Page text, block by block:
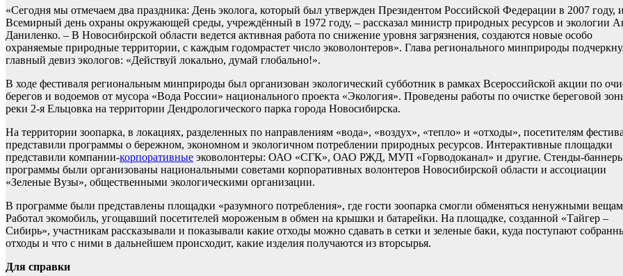
«Сегодня мы отмечаем два праздника: День эколога, который был утвержден Президентом Российской Федерации в 2007 году,
Всемирный день охраны окружающей среды, учреждённый в 1972 году, – рассказал министр природных ресурсов и экологии
Даниленко. – В Новосибирской области ведется активная работа по снижение уровня загрязнения, создаются новые особо
охраняемые природные территории, с каждым годомрастет число эковолонтеров». Глава регионального минприроды
главный девиз экологов: «Действуй локально, думай глобально!».
В ходе фестиваля региональным минприроды был организован экологический субботник в рамках Всероссийской акции по
берегов и водоемов от мусора «Вода России» национального проекта «Экология». Проведены работы по очистке береговой
реки 2-я Ельцовка на территории Дендрологического парка города Новосибирска.
На территории зоопарка, в локациях, разделенных по направлениям «вода», «воздух», «тепло» и «отходы», посетителям
представили программы о бережном, экономном и экологичном потреблении природных ресурсов. Интерактивные площадки
представили компании-корпоративные эковолонтеры: ОАО «СГК», ОАО РЖД, МУП «Горводоканал» и другие. Стенды-
программы были организованы национальными советами корпоративных волонтеров Новосибирской области и ассоциации
«Зеленые Вузы», общественными экологическими организации.
В программе были представлены площадки «разумного потребления», где гости зоопарка смогли обменяться ненужными
Работал экомобиль, угощавший посетителей мороженым в обмен на крышки и батарейки. На площадке, созданной «Тайгер –
Сибирь», участникам рассказывали и показывали какие отходы можно сдавать в сетки и зеленые баки, куда поступают
отходы и что с ними в дальнейшем происходит, какие изделия получаются из вторсырья.
Для справки